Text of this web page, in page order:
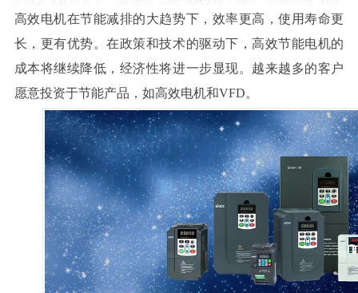
高效电机在节能减排的大趋势下，效率更高，使用寿命更
长，更有优势。在政策和技术的驱动下，高效节能电机的
成本将继续降低，经济性将进一步显现。越来越多的客户
愿意投资于节能产品，如高效电机和VFD。